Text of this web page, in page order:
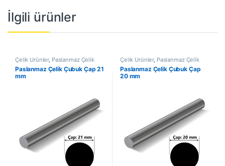
İlgili ürünler
Çelik Ürünler, Paslanmaz Çelik
Çubuk
Paslanmaz Çelik Çubuk Çap 21
mm
Çelik Ürünler, Paslanmaz Çelik
Çubuk
Paslanmaz Çelik Çubuk Çap
20 mm